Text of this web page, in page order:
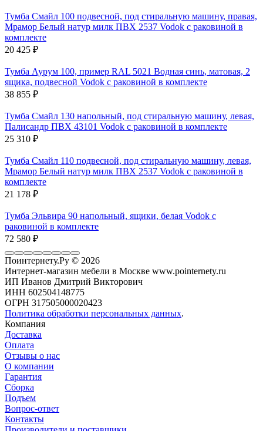
Тумба Смайл 100 подвесной, под стиральную машину, правая,
Мрамор Белый натур милк ПВХ 2537 Vodok с раковиной в
комплекте
20 425 ₽
Тумба Аурум 100, пример RAL 5021 Водная синь, матовая, 2
ящика, подвесной Vodok с раковиной в комплекте
38 855 ₽
Тумба Смайл 130 напольный, под стиральную машину, левая,
Палисандр ПВХ 43101 Vodok с раковиной в комплекте
25 310 ₽
Тумба Смайл 110 подвесной, под стиральную машину, левая,
Мрамор Белый натур милк ПВХ 2537 Vodok с раковиной в
комплекте
21 178 ₽
Тумба Эльвира 90 напольный, ящики, белая Vodok с
раковиной в комплекте
72 580 ₽
Поинтернету.Ру © 2026
Интернет-магазин мебели в Москве www.pointernety.ru
ИП Иванов Дмитрий Викторович
ИНН 602504148775
ОГРН 317505000020423
Политика обработки персональных данных.
Компания
Доставка
Оплата
Отзывы о нас
О компании
Гарантия
Сборка
Подъем
Вопрос-ответ
Контакты